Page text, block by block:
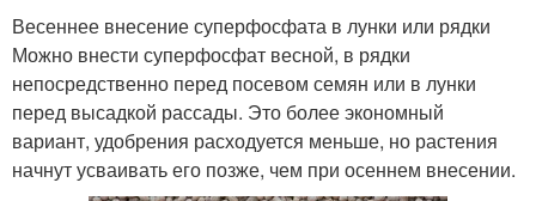
Весеннее внесение суперфосфата в лунки или рядки
Можно внести суперфосфат весной, в рядки
непосредственно перед посевом семян или в лунки
перед высадкой рассады. Это более экономный
вариант, удобрения расходуется меньше, но растения
начнут усваивать его позже, чем при осеннем внесении.